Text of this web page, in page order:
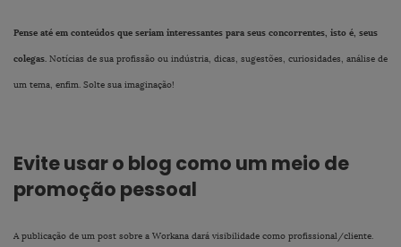
Pense até em conteúdos que seriam interessantes para seus concorrentes, isto é, seus
colegas. Notícias de sua profissão ou indústria, dicas, sugestões, curiosidades, análise de
um tema, enfim. Solte sua imaginação!
Evite usar o blog como um meio de
promoção pessoal
A publicação de um post sobre a Workana dará visibilidade como profissional/cliente.